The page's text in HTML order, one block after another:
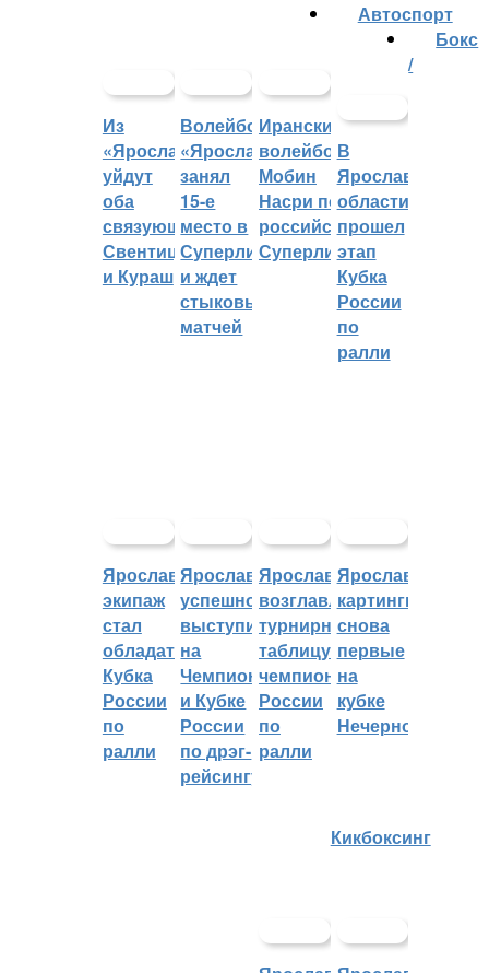
Из
«Ярославича»
уйдут
оба
связующих:
Свентицкис
и Кураш
Волейбольный
«Ярославич»
занял
15-е
место в
Суперлиге
и ждет
стыковых
матчей
Иранский
волейболист
Мобин
Насри покинет
российскую
Суперлигу
Автоспорт
В
Ярославской
области
прошел
этап
Кубка
России
по
ралли
Ярославский
экипаж
стал
обладателем
Кубка
России
по
ралли
Ярославцы
успешно
выступили
на
Чемпионате
и Кубке
России
по дрэг-
рейсингу
Ярославцы
возглавляют
турнирную
таблицу
чемпионата
России
по
ралли
Ярославские
картингисты
снова
первые
на
кубке
Нечерноземья
Бокс
/
Кикбоксинг